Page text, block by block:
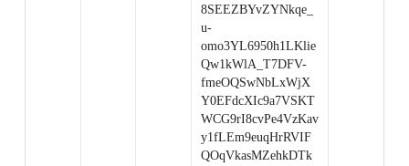
8SEEZBYvZYNkqe_
u-
omo3YL6950h1LKlie
Qw1kWlA_T7DFV-
fmeOQSwNbLxWjX
Y0EFdcXIc9a7VSKT
WCG9rI8cvPe4VzKav
y1fLEm9euqHrRVIF
QOqVkasMZehkDTk